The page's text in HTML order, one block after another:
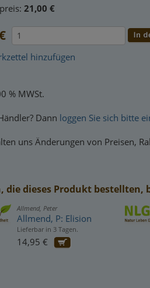
21,00 €
hinzufügen
% MWSt.
Dann loggen Sie sich bitte
uns Änderungen von Preisen,
die dieses Produkt bestellten,
Allmend, Peter
Allmend, P: Elision
Lieferbar in 3 Tagen.
14,95 €